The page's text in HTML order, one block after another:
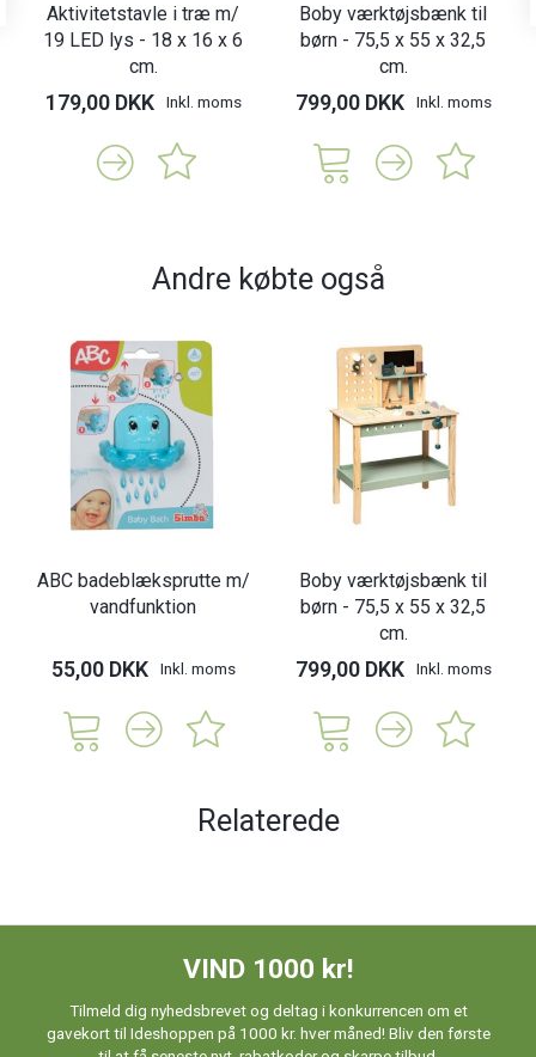
Aktivitetstavle i træ m/
19 LED lys - 18 x 16 x 6
cm.
179,00 DKK Inkl. moms
Boby værktøjsbænk til
børn - 75,5 x 55 x 32,5
cm.
799,00 DKK Inkl. moms
Andre købte også
ABC badeblæksprutte m/
vandfunktion
55,00 DKK Inkl. moms
Boby værktøjsbænk til
børn - 75,5 x 55 x 32,5
cm.
799,00 DKK Inkl. moms
Relaterede
VIND 1000 kr!
Tilmeld dig nyhedsbrevet og deltag i konkurrencen om et
gavekort til Ideshoppen på 1000 kr. hver måned! Bliv den første